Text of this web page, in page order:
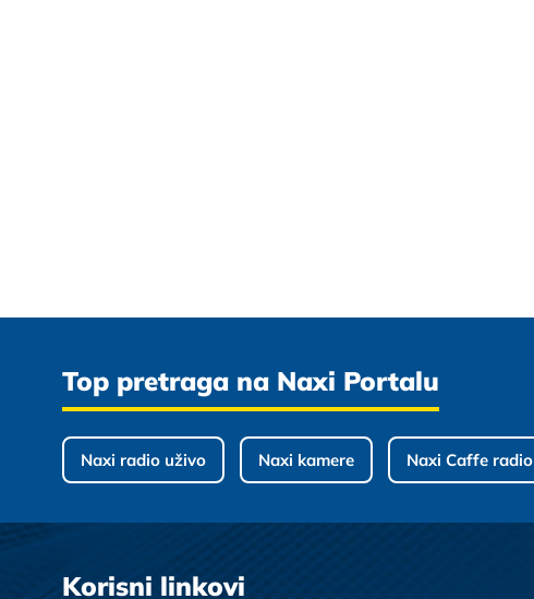
Top pretraga na Naxi Portalu
Naxi radio uživo Naxi kamere Naxi Caffe radio
Korisni linkovi